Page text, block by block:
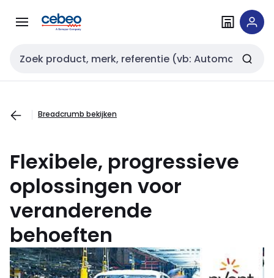
naar
naar
Zoekveld invoer
Breadcrumb bekijken
Flexibele, progressieve
oplossingen voor
veranderende
behoeften